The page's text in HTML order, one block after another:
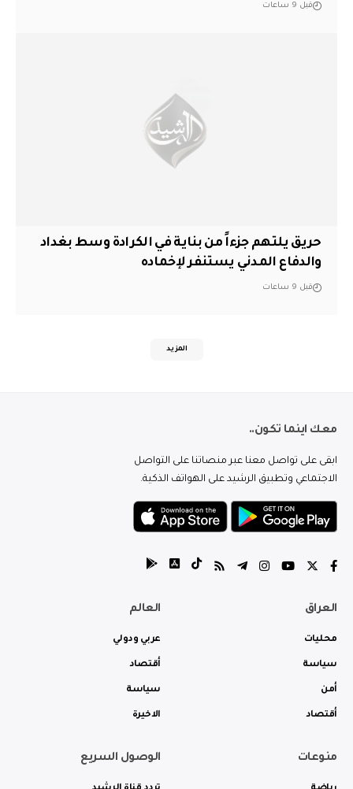
قبل 9 ساعات
حريق يلتهم جزءاً من بناية في الكرادة وسط بغداد
والدفاع المدني يستنفر لإخماده
قبل 9 ساعات
المزيد
معك اينما تكون..
ابقى على تواصل معنا عبر منصاتنا على التواصل
الاجتماعي وتطبيق الرشيد على الهواتف الذكية.
العراق
محليات
سياسة
أمن
أقتصاد
العالم
عربي ودولي
أقتصاد
سياسة
الاخيرة
منوعات الوصول السريع